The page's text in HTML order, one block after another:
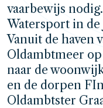
vaarbewijs
Watersport in
Vanuit de haven
Oldambtmeer
naar de
en de dorpen
Oldambtster